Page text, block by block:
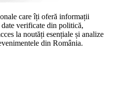
care îți oferă informații
verificate din politică,
la noutăți esențiale și analize
din România.